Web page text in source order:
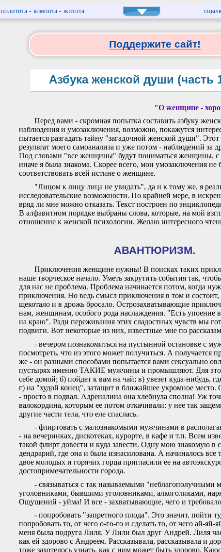
политота- компота- житота
Поддержите сайт!
Азбука женской души (часть
"О женщине -
Перед вами - скромная попытка составить азбуку
наблюдения и умозаключения, возможно, покажутся
пытается разгадать тайну "загадочной женской души". Этот
результат моего самоанализа и уже потом - наблюдений за
Под словами "все женщины" будут пониматься женщины, с
иначе я была знакома. Скорее всего, мои умозаключения не
соответствовать всей истине о женщине.
"Лицом к лицу лица не увидать", да и к тому же, я
исследовательские возможности. По крайней мере, в
вряд ли мне можно отказать. Текст построен по
В алфавитном порядке выбраны слова, которые, на мой
отношение к женской психологии. Желаю интересного
АВАНТЮРИЗМ.
Приключения женщине нужны! В поисках таких
наше творческое начало. Уметь закрутить события так,
для нас не проблема. Проблема начинается потом, когда
приключения. Но ведь смысл приключения в том и
щекотало и в дрожь бросало. Острозахватывающие
нам, женщинам, особого рода наслаждения. "Есть упоение
на краю". Ради переживания этих сладостных чувств мы
подвиги. Вот некоторые из них, известные мне по
- вечером познакомиться на пустынной остановке с
посмотреть, что из этого может получиться. А получается
же - он разными способами попытается вами сексуально
пустырях именно ТАКИЕ мужчины и промышляют. Для
себе домой; б) пойдет к вам на чай; в) увезет куда-нибудь,
г) на "худой конец", затащит в ближайшее укромное
- просто в подвал. Адреналина она хлебнула сполна! Уж
валокордина, которым ее потом откачивали: у нее так
другие части тела, что еле спаслась.
- флиртовать с малознакомыми мужчинами в
- на вечеринках, дискотеках, курорте, в кафе и т.п. Всем
такой флирт довести и куда завести. Одну мою знакомую в
дендрарий, где она и была изнасилована. А начиналось все
двое молодых и горячих горца пригласили ее на
достопримечательности города.
- cвязываться с так называемыми "неблагополучными
уголовниками, бывшими уголовниками, алкоголиками,
Ощущений - уйма! И все - захватывающие, чего и
- попробовать "запретного плода". Это значит, пойти
попробовать то, от чего о-го-го и сделать то, от чего ай-яй-
меня была подруга Лиля. У Лили был друг Андрей. Лиля
как ей здорово с Андреем. Рассказывала, рассказывала и
тоже захотелось узнать, как с ним может быть здорово.